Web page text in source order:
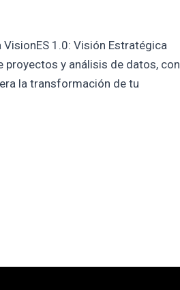
1.0: Visión Estratégica
proyectos y análisis de datos, con
la transformación de tu